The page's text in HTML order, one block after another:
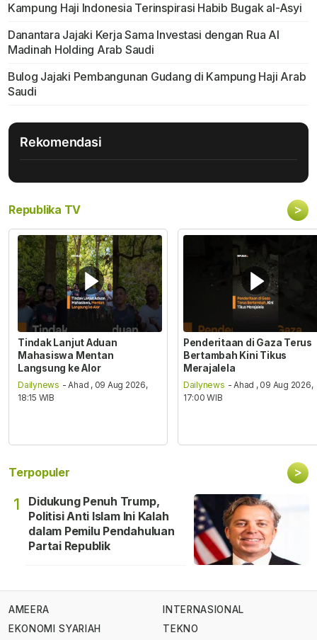
Kampung Haji Indonesia Terinspirasi Habib Bugak al-Asyi
Danantara Jajaki Kerja Sama Investasi dengan Rua Al
Madinah Holding Arab Saudi
Bulog Jajaki Pembangunan Gudang di Kampung Haji Arab
Saudi
Rekomendasi
Republika TV >
Tindak Lanjut Aduan
Mahasiswa Mentan
Langsung ke Alor
Dailynews - Ahad , 09 Aug 2026,
18:15 WIB
Penderitaan di Gaza Terus
Bertambah Kini Tikus
Merajalela
Dailynews - Ahad , 09 Aug 2026,
17:00 WIB
Terpopuler >
1
Didukung Penuh Trump,
Politisi Anti Islam Ini Kalah
dalam Pemilu Pendahuluan
Partai Republik
AMEERA
EKONOMI SYARIAH
INTERNASIONAL
TEKNO